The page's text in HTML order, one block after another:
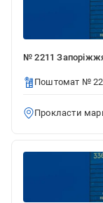
№ 2211
Поштомат №
Прокласти